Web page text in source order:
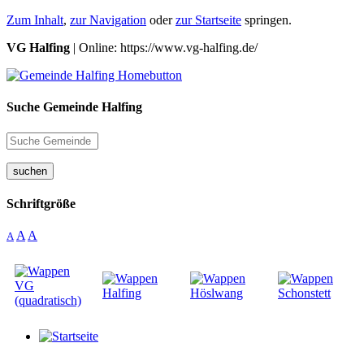
Zum Inhalt, zur Navigation oderzur Startseite springen.
VG Halfing | Online: https://www.vg-halfing.de/
Suche Gemeinde Halfing
suchen
Schriftgröße
A A A